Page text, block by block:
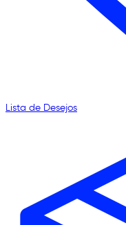
Lista de Desejos